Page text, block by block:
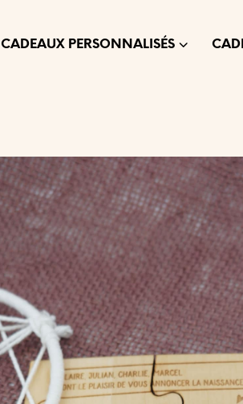
CADEAUX PERSONNALISÉS